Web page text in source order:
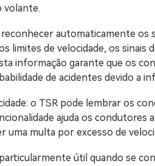
volante.
automaticamente os
limites de velocidade, os sinais
informação garante que os
de acidentes devido a
o TSR pode lembrar os
ajuda os condutores
uma multa por excesso de
útil quando se